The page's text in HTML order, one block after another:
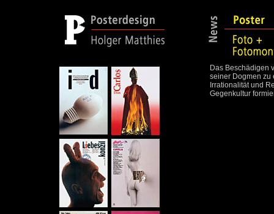
Das Beschädigen
seiner Dogmen zu
Irrationalität und
Gegenkultur